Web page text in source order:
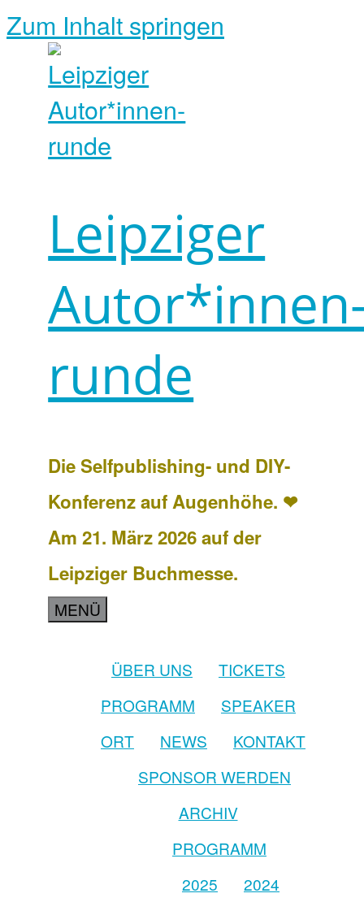
Zum Inhalt springen
Leipziger
runde
Die Selfpublishing- und DIY-
Konferenz auf Augenhöhe. ❤
Am 21. März 2026 auf der
Leipziger Buchmesse.
MENÜ
ÜBER UNS
TICKETS
PROGRAMM
SPEAKER
ORT
NEWS
KONTAKT
SPONSOR WERDEN
ARCHIV
PROGRAMM
2025
2024